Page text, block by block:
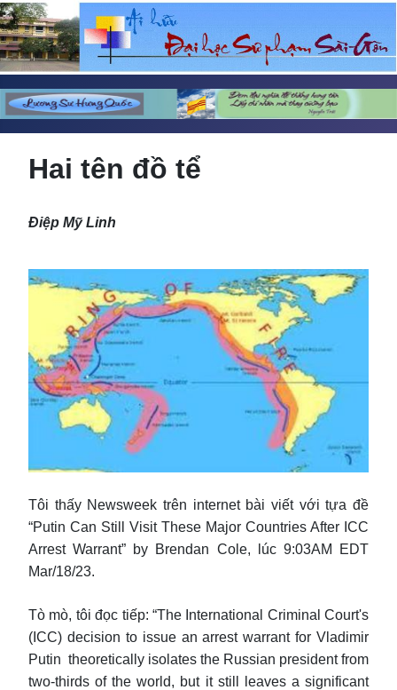
Hai tên đồ tể
Điệp Mỹ Linh
Tôi thấy Newsweek trên internet bài viết với tựa đề
“Putin Can Still Visit These Major Countries After ICC
Arrest Warrant” by Brendan Cole, lúc 9:03AM EDT
Mar/18/23.
Tò mò, tôi đọc tiếp: “The International Criminal Court's
(ICC) decision to issue an arrest warrant for Vladimir
Putin theoretically isolates the Russian president from
two-thirds of the world, but it still leaves a significant